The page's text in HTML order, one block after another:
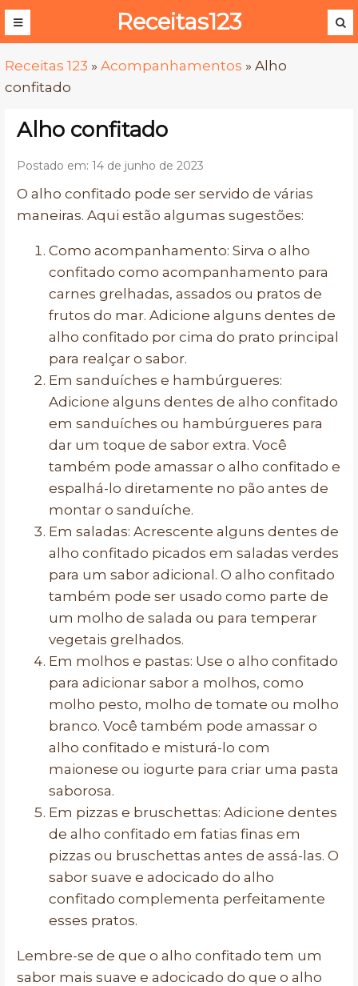
Receitas123
Receitas 123 » Acompanhamentos » Alho
confitado
Alho confitado
Postado em: 14 de junho de 2023
O alho confitado pode ser servido de várias
maneiras. Aqui estão algumas sugestões:
Como acompanhamento: Sirva o alho
confitado como acompanhamento para
carnes grelhadas, assados ​​ou pratos de
frutos do mar. Adicione alguns dentes de
alho confitado por cima do prato principal
para realçar o sabor.
Em sanduíches e hambúrgueres:
Adicione alguns dentes de alho confitado
em sanduíches ou hambúrgueres para
dar um toque de sabor extra. Você
também pode amassar o alho confitado e
espalhá-lo diretamente no pão antes de
montar o sanduíche.
Em saladas: Acrescente alguns dentes de
alho confitado picados em saladas verdes
para um sabor adicional. O alho confitado
também pode ser usado como parte de
um molho de salada ou para temperar
vegetais grelhados.
Em molhos e pastas: Use o alho confitado
para adicionar sabor a molhos, como
molho pesto, molho de tomate ou molho
branco. Você também pode amassar o
alho confitado e misturá-lo com
maionese ou iogurte para criar uma pasta
saborosa.
Em pizzas e bruschettas: Adicione dentes
de alho confitado em fatias finas em
pizzas ou bruschettas antes de assá-las. O
sabor suave e adocicado do alho
confitado complementa perfeitamente
esses pratos.
Lembre-se de que o alho confitado tem um
sabor mais suave e adocicado do que o alho